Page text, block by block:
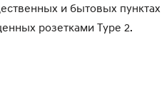
и бытовых пунктах
розетками Type 2.